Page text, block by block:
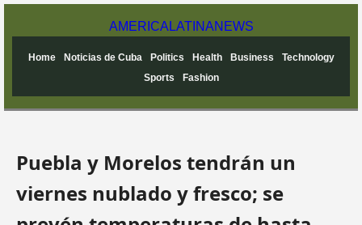
AMERICA LATINANEWS
Home Noticias de Cuba Politics Health Business
Technology
Sports
Fashion
Puebla y Morelos tendrán un
viernes nublado y fresco; se